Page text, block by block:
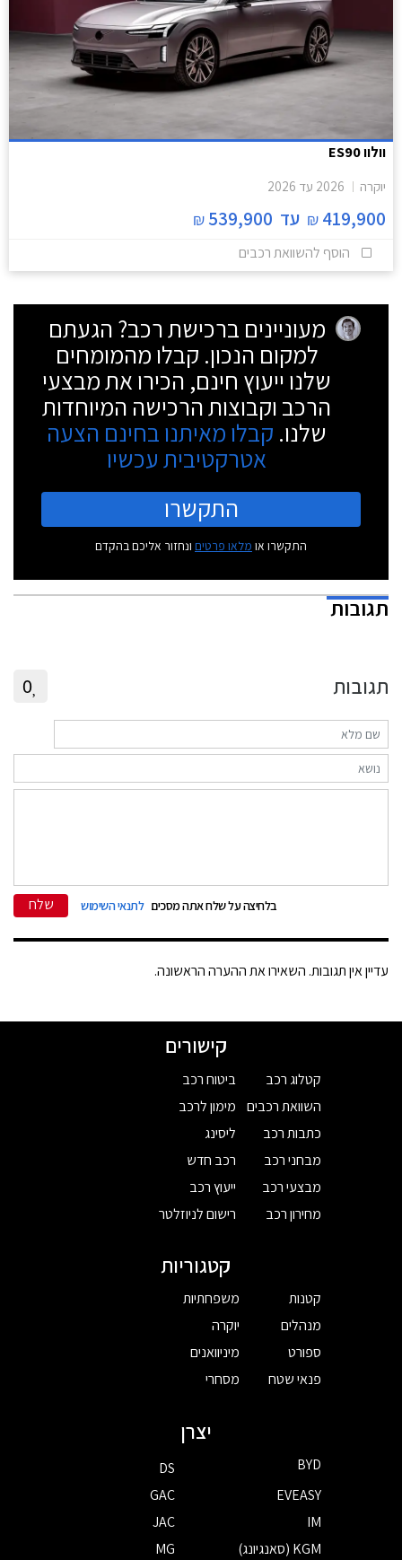
וולוו ES90
יוקרה 2026 עד 2026
419,900
₪ עד 539,900
₪
הוסף להשוואת רכבים
מעוניינים ברכישת רכב? הגעתם
למקום הנכון. קבלו מהמומחים
שלנו ייעוץ חינם, הכירו את מבצעי
הרכב וקבוצות הרכישה המיוחדות
שלנו. קבלו מאיתנו בחינם הצעה
אטרקטיבית עכשיו
התקשרו
התקשרו או מלאו פרטים ונחזור אליכם בהקדם
תגובות
תגובות 0
בלחיצה על שלח אתה מסכים לתנאי השימוש שלח
עדיין אין תגובות. השאירו את ההערה הראשונה.
קישורים
קטלוג רכב
השוואת רכבים
כתבות רכב
מבחני רכב
מבצעי רכב
מחירון רכב
ביטוח רכב
מימון לרכב
ליסינג
רכב חדש
ייעוץ רכב
רישום לניוזלטר
קטגוריות
קטנות
מנהלים
ספורט
פנאי שטח
משפחתיות
יוקרה
מיניוואנים
מסחרי
יצרן
BYD
DS
EVEASY
GAC
IM
JAC
KGM (סאנגיונג)
MG